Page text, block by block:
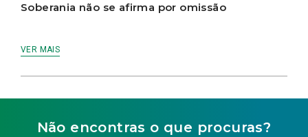
Soberania não se afirma por omissão
VER MAIS
Não encontras o que procuras?